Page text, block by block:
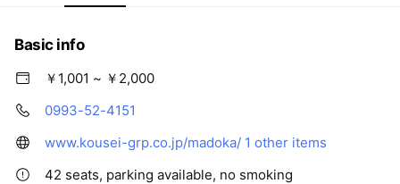
Basic info
￥1,001 ~ ￥2,000
0993-52-4151
www.kousei-grp.co.jp/madoka/ 1 other items
42 seats, parking available, no smoking